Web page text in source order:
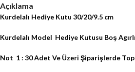
Açıklama
Kurdelalı Hediye Kutu 30/20/9.5 cm
Kurdelalı Model Hediye Kutusu Boş
Not 1 : 30 Adet Ve Üzeri Şiparişlerde